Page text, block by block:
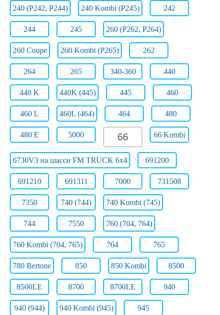
240 (P242, P244) 240 Kombi (P245) 242
244 245 260 (P262, P264)
260 Coupe 260 Kombi (P265) 262
264 265 340-360 440
440 K 440K (445) 445 460
460 L 460L (464) 464 480
480 E 5000 66 66 Kombi
6730V3 на шасси FM TRUCK 6x4 691200
691210 691311 7000 731508
7350 740 (744) 740 Kombi (745)
744 7550 760 (704, 764)
760 Kombi (704, 765) 764 765
780 Bertone 850 850 Kombi 8500
8500LE 8700 8700LE 940
940 (944) 940 Kombi (945) 945